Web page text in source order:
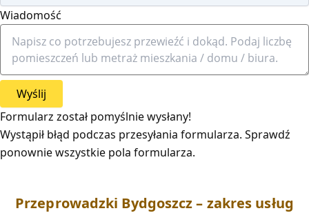
Wiadomość
Wyślij
Formularz został pomyślnie wysłany!
Wystąpił błąd podczas przesyłania formularza. Sprawdź
ponownie wszystkie pola formularza.
Przeprowadzki Bydgoszcz – zakres usług